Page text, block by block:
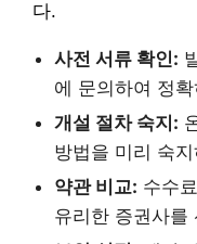
다.
사전 서류 확인:
에 문의하여 정
개설 절차 숙지:
방법을 미리 숙
약관 비교: 수수
유리한 증권사를